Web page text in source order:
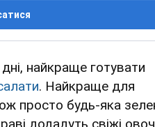
найкраще готувати
. Найкраще для
просто будь-яка